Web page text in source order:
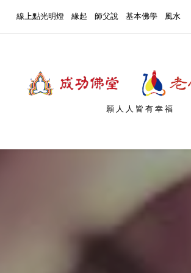
線上點光明燈 緣起 師父說 基本佛學 風水
願人人皆有幸福